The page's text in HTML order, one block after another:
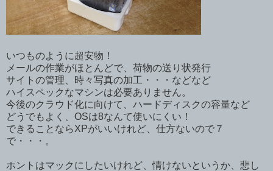
いつものように超安物！
メールの作業がほとんどで、荷物の送り状発行
サイトの管理、時々写真の加工・・・などなど
ハイスペックなマシンは必要ありません。
今後のクラウド化に向けて、ハードディスクの容量など
どうでもよく、OSは8なんて使いにくい！
できることならXPがいいけれど、仕方ないので７
で・・・。
ホントはマックにしたいけれど、情けないというか、悲し